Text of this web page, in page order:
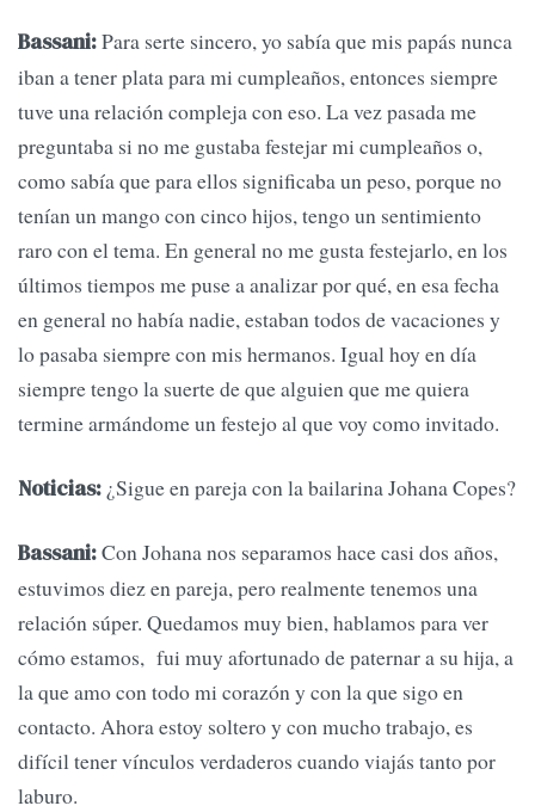
Bassani:Para serte sincero, yo sabía que mis papás nunca
iban a tener plata para mi cumpleaños, entonces siempre
tuve una relación compleja con eso. La vez pasada me
preguntaba si no me gustaba festejar mi cumpleaños o,
como sabía que para ellos significaba un peso, porque no
tenían un mango con cinco hijos, tengo un sentimiento
raro con el tema. En general no me gusta festejarlo, en los
últimos tiempos me puse a analizar por qué, en esa fecha
en general no había nadie, estaban todos de vacaciones y
lo pasaba siempre con mis hermanos. Igual hoy en día
siempre tengo la suerte de que alguien que me quiera
termine armándome un festejo al que voy como invitado.
Noticias: ¿Sigue en pareja con la bailarina Johana Copes?
Bassani:Con Johana nos separamos hace casi dos años,
estuvimos diez en pareja, pero realmente tenemos una
relación súper. Quedamos muy bien, hablamos para ver
cómo estamos, fui muy afortunado de paternar a su hija, a
la que amo con todo mi corazón y con la que sigo en
contacto. Ahora estoy soltero y con mucho trabajo, es
difícil tener vínculos verdaderos cuando viajás tanto por
laburo.